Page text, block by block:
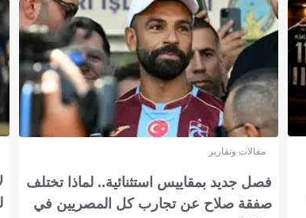
مقالات وتقارير
فصل جديد بمقاييس استثنائية.. لماذا تختلف
صفقة صلاح عن تجارب كل المصريين في